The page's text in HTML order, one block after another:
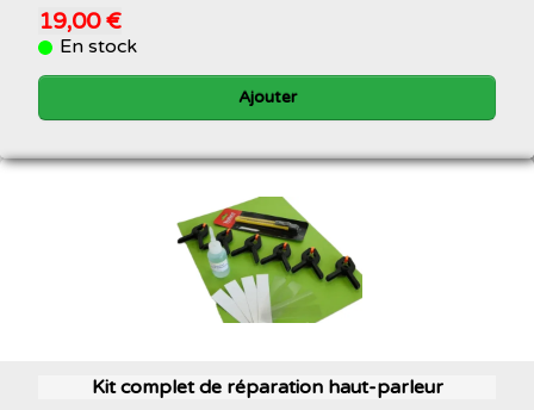
19,00 €
En stock
Ajouter
Kit complet de réparation haut-parleur